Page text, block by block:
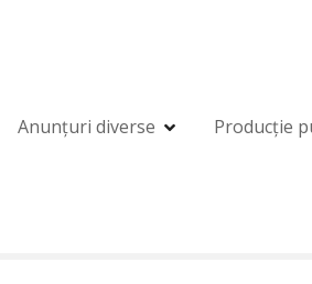
Anunțuri diverse Producție